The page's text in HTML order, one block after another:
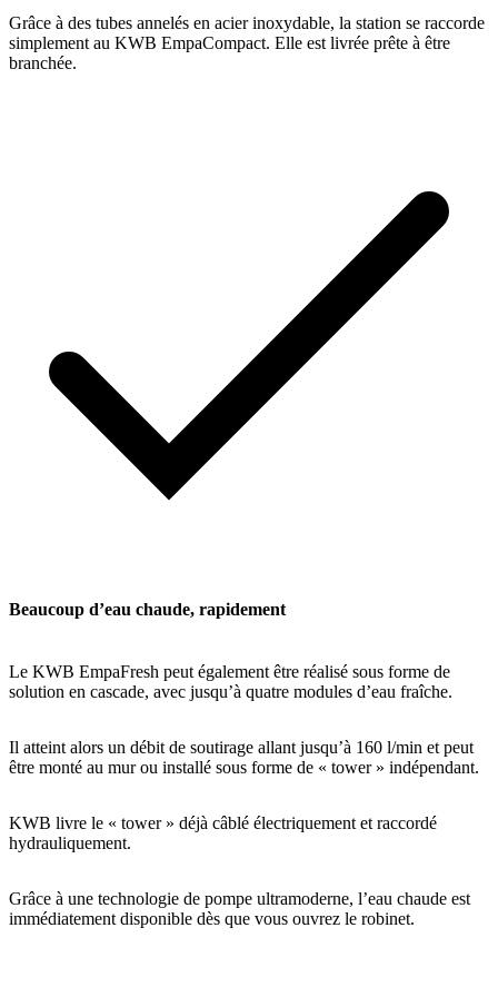
Grâce à des tubes annelés en acier inoxydable, la station se raccorde
simplement au KWB EmpaCompact. Elle est livrée prête à être
branchée.
Beaucoup d’eau chaude, rapidement
Le KWB EmpaFresh peut également être réalisé sous forme de
solution en cascade, avec jusqu’à quatre modules d’eau fraîche.
Il atteint alors un débit de soutirage allant jusqu’à 160 l/min et peut
être monté au mur ou installé sous forme de « tower » indépendant.
KWB livre le « tower » déjà câblé électriquement et raccordé
hydrauliquement.
Grâce à une technologie de pompe ultramoderne, l’eau chaude est
immédiatement disponible dès que vous ouvrez le robinet.